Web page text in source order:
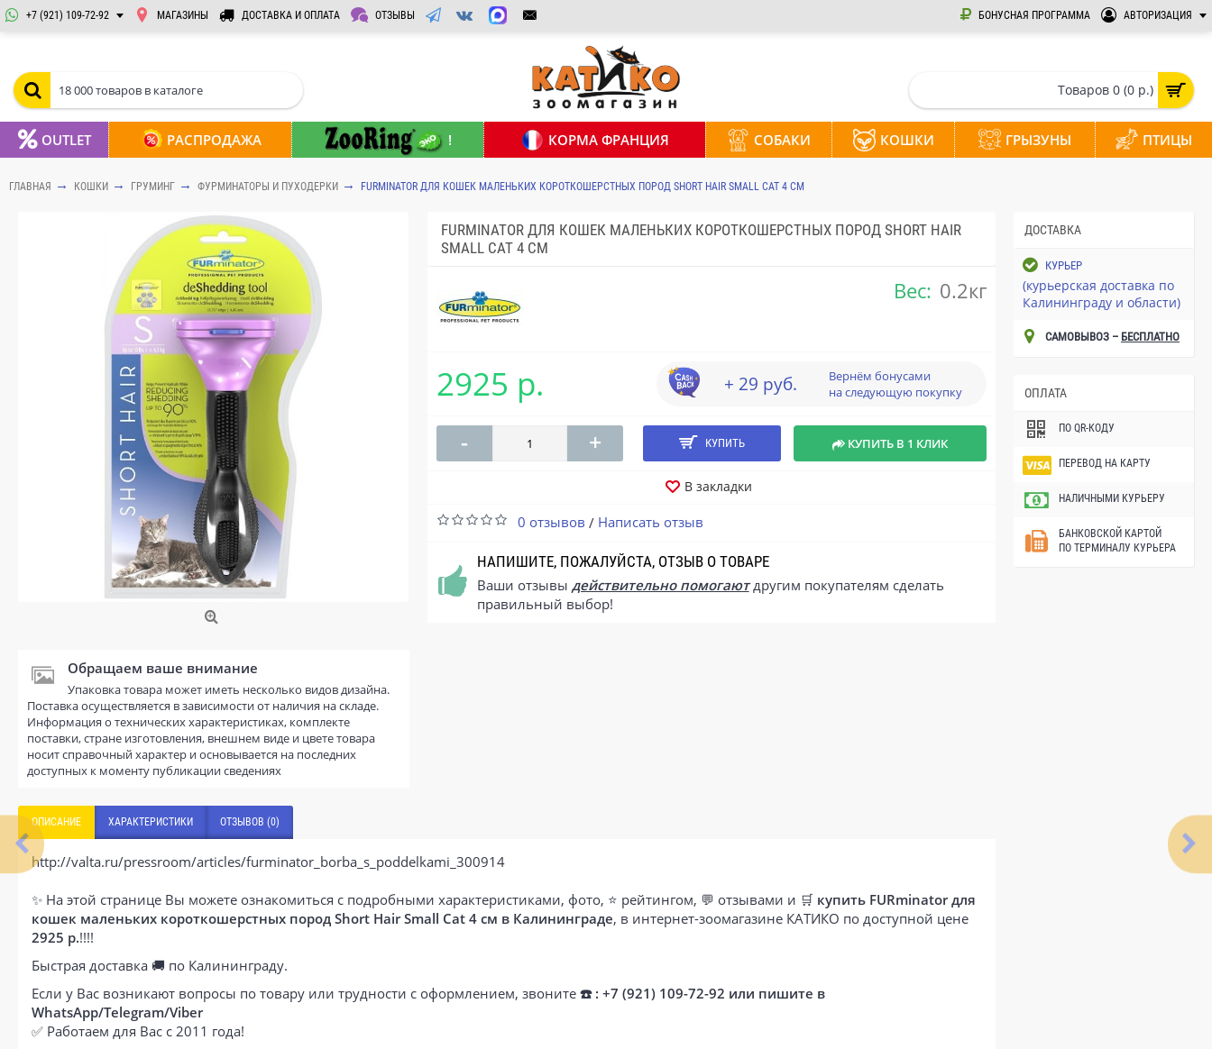
+7 (921) 109-72-92 МАГАЗИНЫ ДОСТАВКА И ОПЛАТА ОТЗЫВЫ БОНУСНАЯ ПРОГРАММА АВТОРИЗАЦИЯ
Товаров 0 (0 р.)
OUTLET РАСПРОДАЖА ! КОРМА ФРАНЦИЯ СОБАКИ КОШКИ ГРЫЗУНЫ ПТИЦЫ
ГЛАВНАЯ КОШКИ ГРУМИНГ ФУРМИНАТОРЫ И ПУХОДЕРКИ FURMINATOR ДЛЯ КОШЕК МАЛЕНЬКИХ КОРОТКОШЕРСТНЫХ ПОРОД SHORT HAIR SMALL CAT 4 СМ
ДОСТАВКА
КУРЬЕР
(курьерская доставка по
Калининграду и области)
САМОВЫВОЗ – БЕСПЛАТНО
ОПЛАТА
ПО QR-КОДУ
ПЕРЕВОД НА КАРТУ
НАЛИЧНЫМИ КУРЬЕРУ
БАНКОВСКОЙ КАРТОЙ
ПО ТЕРМИНАЛУ КУРЬЕРА
Обращаем ваше внимание
Упаковка товара может иметь несколько видов дизайна.
Поставка осуществляется в зависимости от наличия на складе.
Информация о технических характеристиках, комплекте
поставки, стране изготовления, внешнем виде и цвете товара
носит справочный характер и основывается на последних
доступных к моменту публикации сведениях
FURMINATOR ДЛЯ КОШЕК МАЛЕНЬКИХ КОРОТКОШЕРСТНЫХ ПОРОД SHORT HAIR
SMALL CAT 4 СМ
Вес: 0.2кг
2925 р. + 29 руб.
Вернём бонусами
на следующую покупку
- + КУПИТЬ КУПИТЬ В 1 КЛИК
В закладки
0 отзывов / Написать отзыв
НАПИШИТЕ, ПОЖАЛУЙСТА, ОТЗЫВ О ТОВАРЕ
Ваши отзывы действительно помогаютдругим покупателям сделать
правильный выбор!
ОПИСАНИЕ ХАРАКТЕРИСТИКИ ОТЗЫВОВ (0)
http://valta.ru/pressroom/articles/furminator_borba_s_poddelkami_300914
✨ На этой странице Вы можете ознакомиться с подробными характеристиками, фото, ⭐ рейтингом, 💬 отзывами и 🛒 купить FURminator для
кошек маленьких короткошерстных пород Short Hair Small Cat 4 см в Калининграде, в интернет-зоомагазине КАТИКО по доступной цене
2925 р.!!!!
Быстрая доставка 🚚 по Калининграду.
Если у Вас возникают вопросы по товару или трудности с оформлением, звоните ☎️ : +7 (921) 109-72-92 или пишите в
WhatsApp/Telegram/Viber
✅ Работаем для Вас с 2011 года!